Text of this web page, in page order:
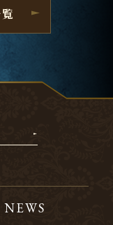
NEWS